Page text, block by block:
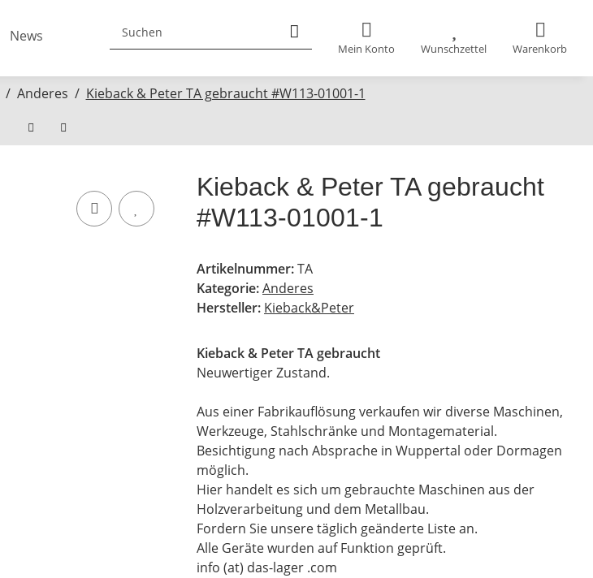
Mein Konto Wunschzettel Warenkorb
News
Anderes Kieback & Peter TA gebraucht #W113-01001-1
Kieback & Peter TA gebraucht
#W113-01001-1
Artikelnummer:TA
Kategorie:Anderes
Hersteller: Kieback&Peter
Kieback & Peter TA gebraucht
Neuwertiger Zustand.
Aus einer Fabrikauflösung verkaufen wir diverse Maschinen,
Werkzeuge, Stahlschränke und Montagematerial.
Besichtigung nach Absprache in Wuppertal oder Dormagen
möglich.
Hier handelt es sich um gebrauchte Maschinen aus der
Holzverarbeitung und dem Metallbau.
Fordern Sie unsere täglich geänderte Liste an.
Alle Geräte wurden auf Funktion geprüft.
info (at) das-lager .com